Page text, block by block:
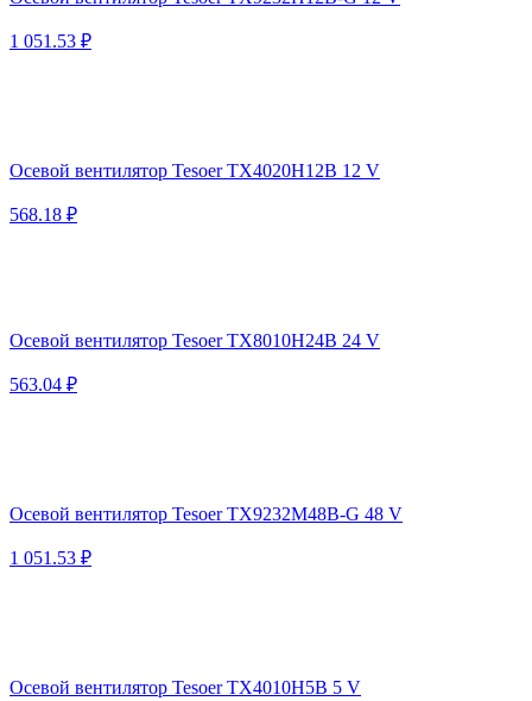
1 051.53 ₽
Осевой вентилятор Tesoer TX4020H12B 12 V
568.18 ₽
Осевой вентилятор Tesoer TX8010H24B 24 V
563.04 ₽
Осевой вентилятор Tesoer TX9232M48B-G 48 V
1 051.53 ₽
Осевой вентилятор Tesoer TX4010H5B 5 V